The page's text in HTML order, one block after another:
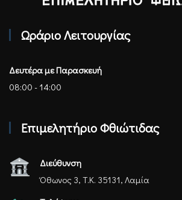
Ωράριο Λειτουργίας
Δευτέρα με Παρασκευή
08:00 - 14:00
Επιμελητήριο Φθιώτιδας
Διεύθυνση
Όθωνος 3, Τ.Κ. 35131, Λαμία